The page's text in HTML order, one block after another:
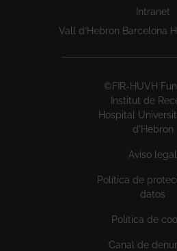
Intranet
Vall d’Hebron Barcelona
©FIR-HUVH
Institut de
Hospital
d'Hebron
Aviso legal
Política de
datos
Política de
Canal de